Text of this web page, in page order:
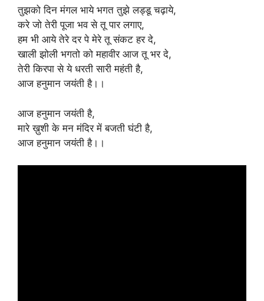
तुझको दिन मंगल भाये भगत तुझे लड्डू चढ़ाये,
करे जो तेरी पूजा भव से तू पार लगाए,
हम भी आये तेरे दर पे मेरे तू संकट हर दे,
खाली झोली भगतो को महावीर आज तू भर दे,
तेरी किरपा से ये धरती सारी महंती है,
आज हनुमान जयंती है।।
आज हनुमान जयंती है,
मारे ख़ुशी के मन मंदिर में बजती घंटी है,
आज हनुमान जयंती है।।